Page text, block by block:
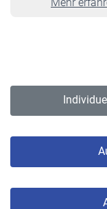
VBLnewsletter
Erklärung zur